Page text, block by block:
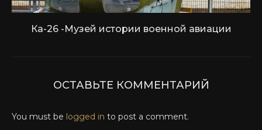
Ка-26 -Музей истории военной авиации
ОСТАВЬТЕ КОММЕНТАРИЙ
You must be logged in to post a comment.